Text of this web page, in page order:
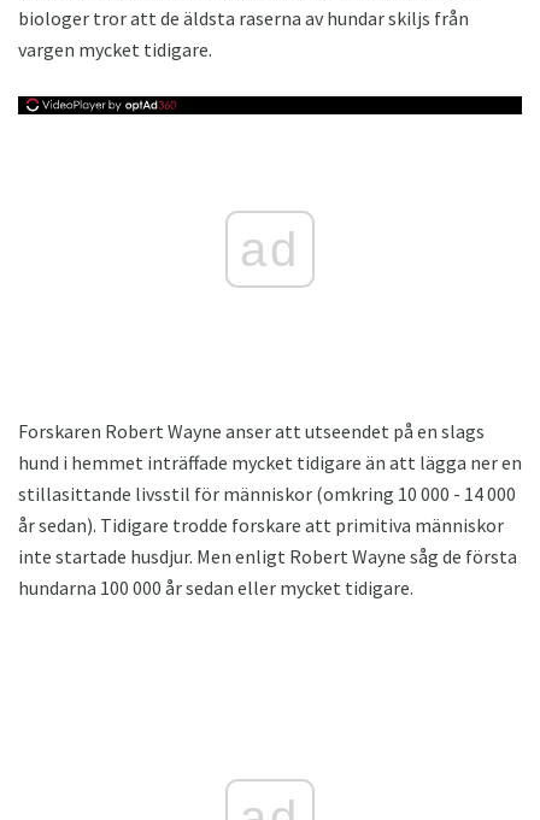
biologer tror att de äldsta raserna av hundar skiljs från
vargen mycket tidigare.
ad
Forskaren Robert Wayne anser att utseendet på en slags
hund i hemmet inträffade mycket tidigare än att lägga ner en
stillasittande livsstil för människor (omkring 10 000 - 14 000
år sedan). Tidigare trodde forskare att primitiva människor
inte startade husdjur. Men enligt Robert Wayne såg de första
hundarna 100 000 år sedan eller mycket tidigare.